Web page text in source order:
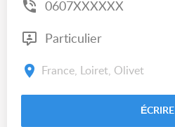
0607XXXXXX
Particulier
France, Loiret, Olivet
ÉCRIRE